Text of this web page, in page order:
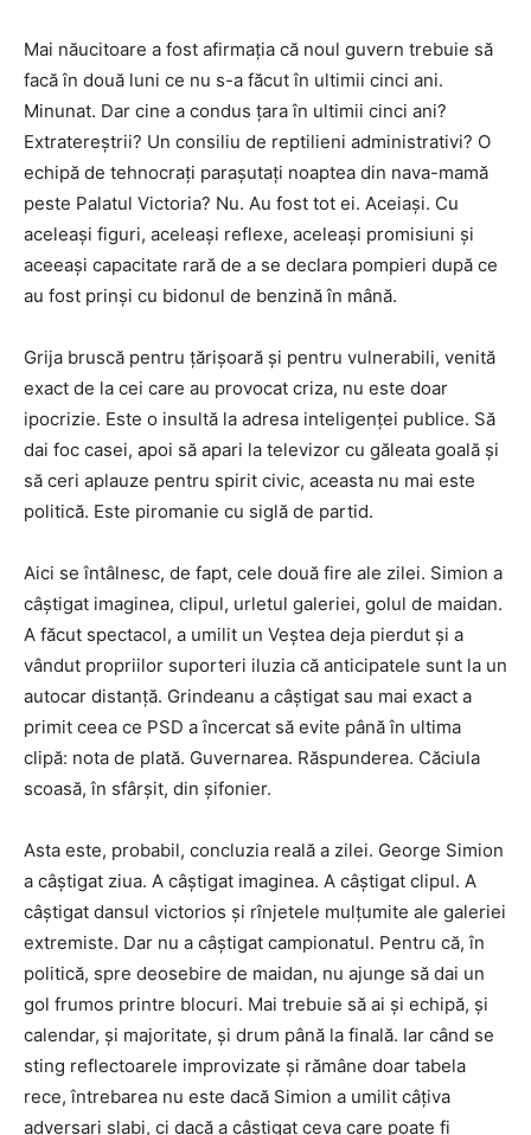
Mai năucitoare a fost afirmația că noul guvern trebuie să
facă în două luni ce nu s-a făcut în ultimii cinci ani.
Minunat. Dar cine a condus țara în ultimii cinci ani?
Extratereștrii? Un consiliu de reptilieni administrativi? O
echipă de tehnocrați parașutați noaptea din nava-mamă
peste Palatul Victoria? Nu. Au fost tot ei. Aceiași. Cu
aceleași figuri, aceleași reflexe, aceleași promisiuni și
aceeași capacitate rară de a se declara pompieri după ce
au fost prinși cu bidonul de benzină în mână.
Grija bruscă pentru țărișoară și pentru vulnerabili, venită
exact de la cei care au provocat criza, nu este doar
ipocrizie. Este o insultă la adresa inteligenței publice. Să
dai foc casei, apoi să apari la televizor cu găleata goală și
să ceri aplauze pentru spirit civic, aceasta nu mai este
politică. Este piromanie cu siglă de partid.
Aici se întâlnesc, de fapt, cele două fire ale zilei. Simion a
câștigat imaginea, clipul, urletul galeriei, golul de maidan.
A făcut spectacol, a umilit un Veștea deja pierdut și a
vândut propriilor suporteri iluzia că anticipatele sunt la un
autocar distanță. Grindeanu a câștigat sau mai exact a
primit ceea ce PSD a încercat să evite până în ultima
clipă: nota de plată. Guvernarea. Răspunderea. Căciula
scoasă, în sfârșit, din șifonier.
Asta este, probabil, concluzia reală a zilei. George Simion
a câștigat ziua. A câștigat imaginea. A câștigat clipul. A
câștigat dansul victorios și rînjetele mulțumite ale galeriei
extremiste. Dar nu a câștigat campionatul. Pentru că, în
politică, spre deosebire de maidan, nu ajunge să dai un
gol frumos printre blocuri. Mai trebuie să ai și echipă, și
calendar, și majoritate, și drum până la finală. Iar când se
sting reflectoarele improvizate și rămâne doar tabela
rece, întrebarea nu este dacă Simion a umilit câțiva
adversari slabi, ci dacă a câștigat ceva care poate fi